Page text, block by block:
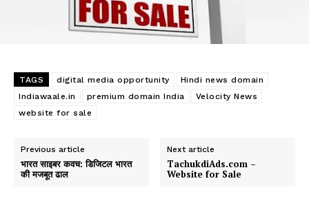
TAGS digital media opportunity
Hindi news domain
Indiawaale.in
premium domain India
Velocity News
website for sale
Previous article
भारत साइबर कवच: डिजिटल भारत
की मजबूत ढाल
Next article
TachukdiAds.com –
Website for Sale